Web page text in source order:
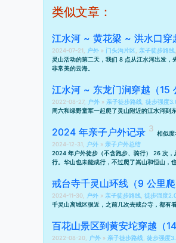
类似文章：
江水河 ~ 黄花梁 ~ 洪水口穿
2024-07-21,
户外 » 门头沟片区 亲子徒步路线
灵山活动的第二天，我们 8 点从江水河出发，
非常美的云海。
江水河 ~ 东龙门涧穿越（15
2022-08-27,
户外 » 亲子徒步路线 徒步强度
周六和绿野童军一起爬了灵山附近的江水河到
2024 年亲子户外记录
相似度
2024-12-31,
户外 » 亲子户外总结
2024 年户外徒步（不含跑步、骑行） 26 次
行。华山也未能成行，不过爬了嵩山和恒山 ，
戒台寺千灵山环线（9 公里爬
2024-11-30,
户外 » 亲子徒步路线 徒步强度
千灵山离城区很近，之前几次去戒台寺，都有
百花山景区到黄安坨穿越（
2022-08-20,
户外 » 亲子徒步路线 徒步强度